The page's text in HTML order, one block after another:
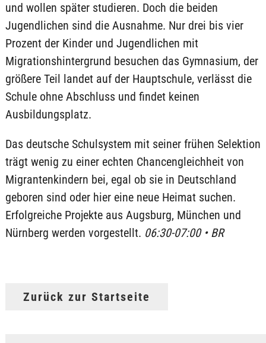
und wollen später studieren. Doch die beiden
Jugendlichen sind die Ausnahme. Nur drei bis vier
Prozent der Kinder und Jugendlichen mit
Migrationshintergrund besuchen das Gymnasium, der
größere Teil landet auf der Hauptschule, verlässt die
Schule ohne Abschluss und findet keinen
Ausbildungsplatz.
Das deutsche Schulsystem mit seiner frühen Selektion
trägt wenig zu einer echten Chancengleichheit von
Migrantenkindern bei, egal ob sie in Deutschland
geboren sind oder hier eine neue Heimat suchen.
Erfolgreiche Projekte aus Augsburg, München und
Nürnberg werden vorgestellt. 06:30-07:00 • BR
Zurück zur Startseite